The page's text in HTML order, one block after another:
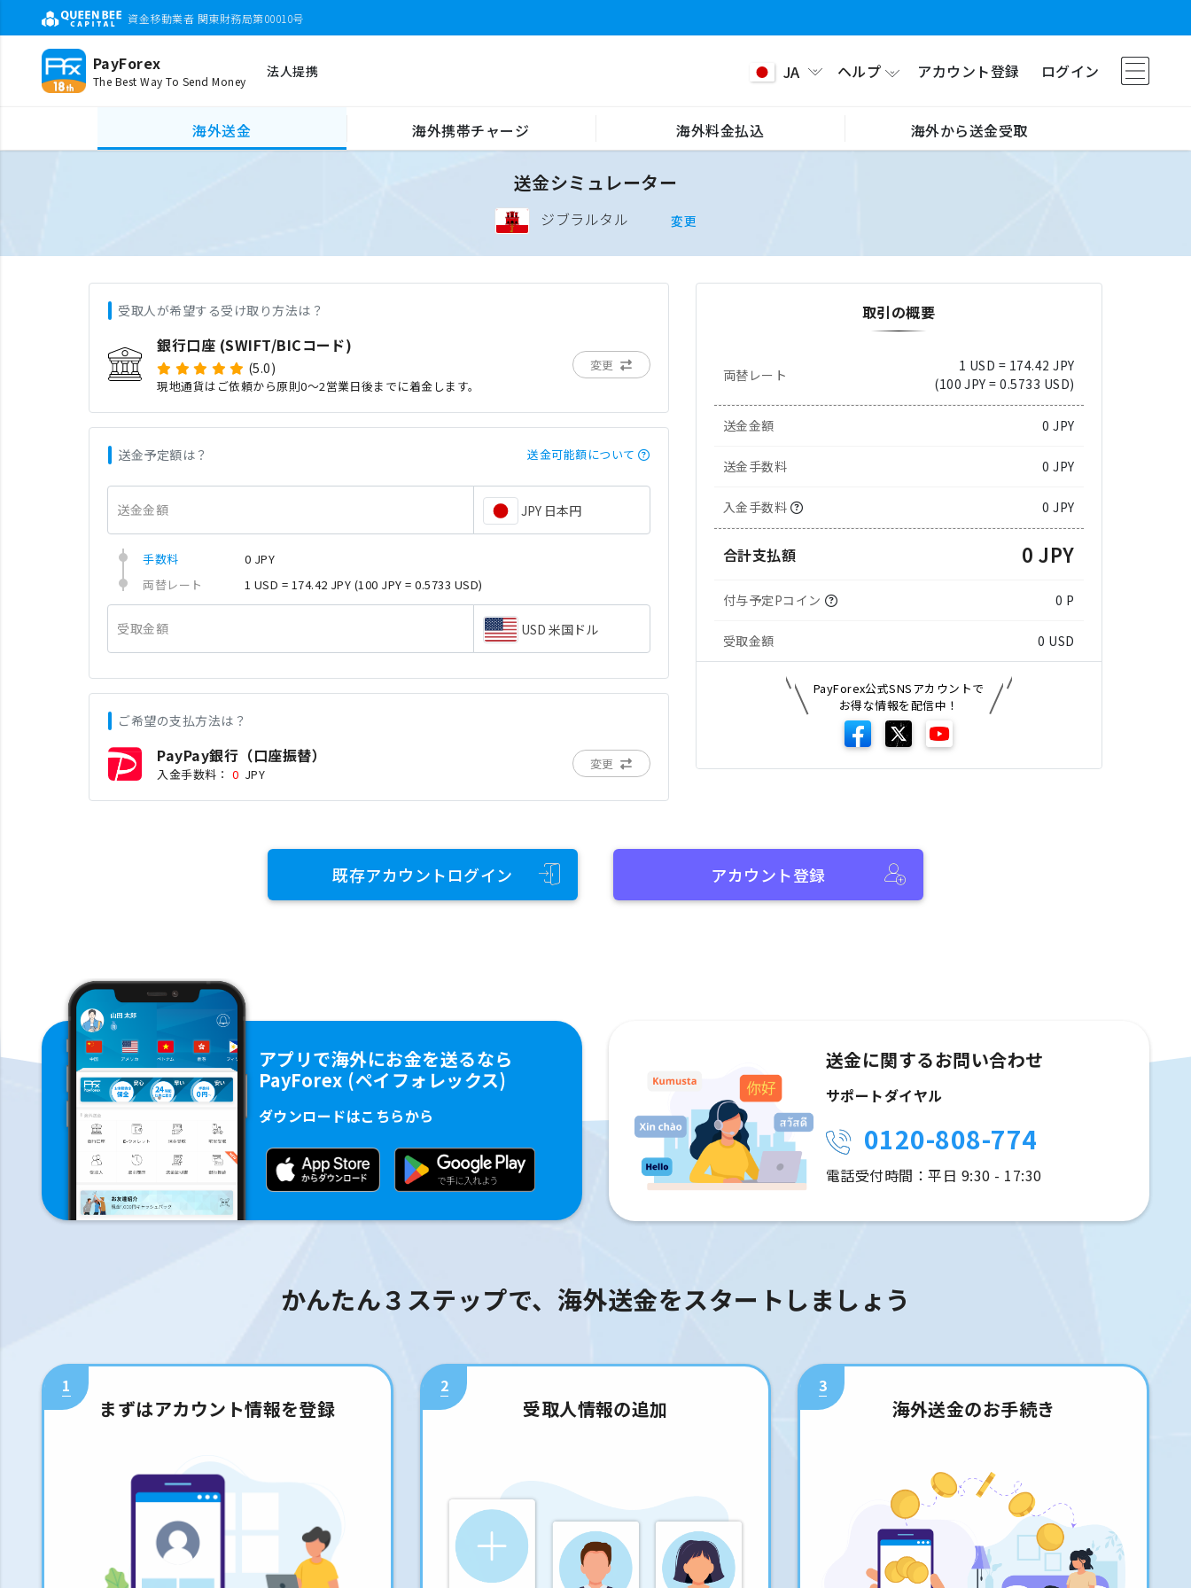
資金移動業者 関東財務局第00010号
PayForex
The Best Way To Send Money
法人提携 JA ヘルプ アカウント登録 ログイン
海外送金 海外携帯チャージ 海外料金払込 海外から送金受取
送金シミュレーター
ジブラルタル 変更
受取人が希望する受け取り方法は？
銀行口座 (SWIFT/BICコード)
(5.0)
現地通貨はご依頼から原則0〜2営業日後までに着金します。
変更
送金予定額は？ 送金可能額について
送金金額 JPY 日本円
手数料
0 JPY
両替レート
1 USD = 174.42 JPY (100 JPY = 0.5733 USD)
受取金額 USD 米国ドル
ご希望の支払方法は？
PayPay銀行（口座振替）
入金手数料： 0 JPY
変更
取引の概要
両替レート
1 USD = 174.42 JPY
(100 JPY = 0.5733 USD)
送金金額 0 JPY
送金手数料 0 JPY
入金手数料 0 JPY
合計支払額 0 JPY
付与予定Pコイン 0 P
受取金額 0 USD
PayForex公式SNSアカウントで
お得な情報を配信中！
既存アカウントログイン アカウント登録
アプリで海外にお金を送るなら
PayForex (ペイフォレックス)
ダウンロードはこちらから
送金に関するお問い合わせ
サポートダイヤル
0120-808-774
電話受付時間：平日 9:30 - 17:30
かんたん３ステップで、海外送金をスタートしましょう
1
まずはアカウント情報を登録
2
受取人情報の追加
3
海外送金のお手続き